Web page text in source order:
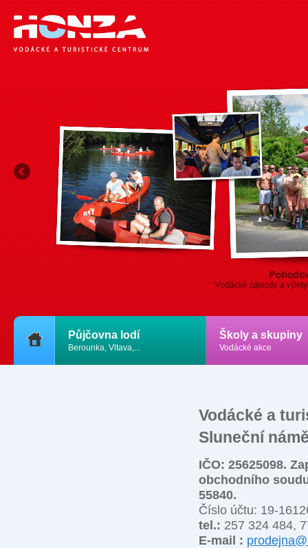
Půjčovna lodí
Berounka, Vltava,...
Školy a skupiny
Vodácké akce
Vodácké a
Sluneční
IČO: 25625098.
obchodního
55840.
Číslo účtu: 19-
tel.: 257 324 484,
E-mail :